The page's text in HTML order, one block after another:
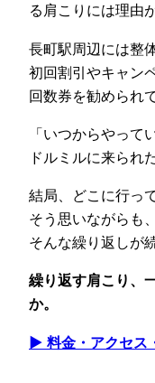
る肩こりには理由
長町駅周辺には整
初回割引やキャン
回数券を勧められ
「いつからやって
ドルミルに来られ
結局、どこに行っ
そう思いながらも
そんな繰り返しが
繰り返す肩こり、
か。
▶ 料金・アクセス